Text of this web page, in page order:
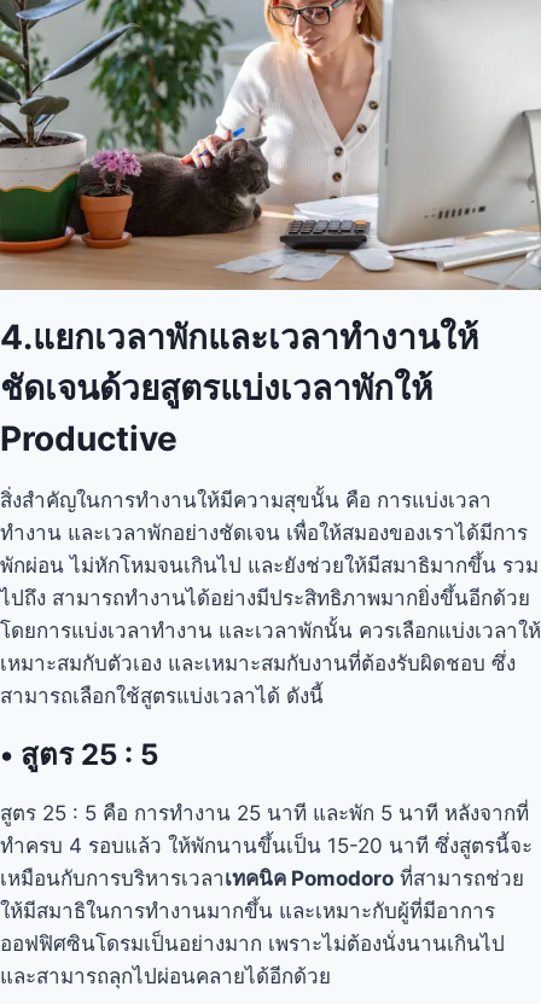
4.แยกเวลาพักและเวลาทำงานให้
ชัดเจนด้วยสูตรแบ่งเวลาพักให้
Productive
สิ่งสำคัญในการทำงานให้มีความสุขนั้น คือ การแบ่งเวลา
ทำงาน และเวลาพักอย่างชัดเจน เพื่อให้สมองของเราได้มีการ
พักผ่อน ไม่หักโหมจนเกินไป และยังช่วยให้มีสมาธิมากขึ้น รวม
ไปถึง สามารถทำงานได้อย่างมีประสิทธิภาพมากยิ่งขึ้นอีกด้วย
โดยการแบ่งเวลาทำงาน และเวลาพักนั้น ควรเลือกแบ่งเวลาให้
เหมาะสมกับตัวเอง และเหมาะสมกับงานที่ต้องรับผิดชอบ ซึ่ง
สามารถเลือกใช้สูตรแบ่งเวลาได้ ดังนี้
• สูตร 25 : 5
สูตร 25 : 5 คือ การทำงาน 25 นาที และพัก 5 นาที หลังจากที่
ทำครบ 4 รอบแล้ว ให้พักนานขึ้นเป็น 15-20 นาที ซึ่งสูตรนี้จะ
เหมือนกับการบริหารเวลาเทคนิค Pomodoro ที่สามารถช่วย
ให้มีสมาธิในการทำงานมากขึ้น และเหมาะกับผู้ที่มีอาการ
ออฟฟิศซินโดรมเป็นอย่างมาก เพราะไม่ต้องนั่งนานเกินไป
และสามารถลุกไปผ่อนคลายได้อีกด้วย